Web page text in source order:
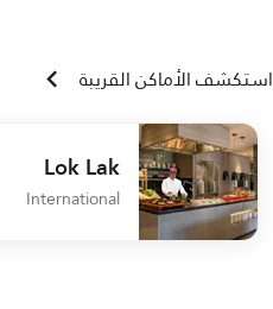
استكشف الأماكن القريبة
Lok Lak
International